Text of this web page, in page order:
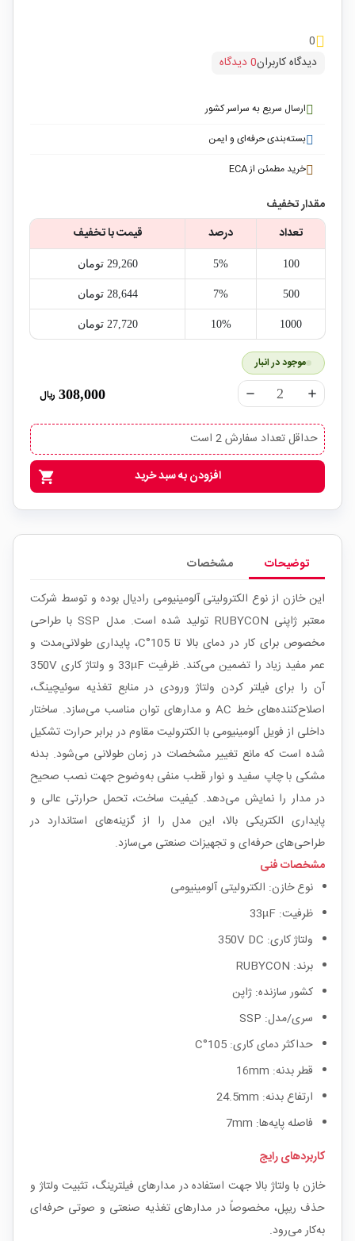
0
دیدگاه کاربران0 دیدگاه
ارسال سریع به سراسر کشور
بسته‌بندی حرفه‌ای و ایمن
خرید مطمئن از ECA
مقدار تخفیف
تعداد
درصد قیمت با تخفیف
100
5% 29,260‎ تومان
500
7% 28,644‎ تومان
1000
10% 27,720‎ تومان
موجود در انبار
remove add
308,000 ریال
حداقل تعداد سفارش 2 است
shopping_cart افزودن به سبد خرید
توضیحات
مشخصات
این خازن از نوع الکترولیتی آلومینیومی رادیال بوده و توسط شرکت
معتبر ژاپنی RUBYCON تولید شده است. مدل SSP با طراحی
مخصوص برای کار در دمای بالا تا 105°C، پایداری طولانی‌مدت و
عمر مفید زیاد را تضمین می‌کند. ظرفیت 33µF و ولتاژ کاری 350V
آن را برای فیلتر کردن ولتاژ ورودی در منابع تغذیه سوئیچینگ،
اصلاح‌کننده‌های خط AC و مدارهای توان مناسب می‌سازد. ساختار
داخلی از فویل آلومینیومی با الکترولیت مقاوم در برابر حرارت تشکیل
شده است که مانع تغییر مشخصات در زمان طولانی می‌شود. بدنه
مشکی با چاپ سفید و نوار قطب منفی به‌وضوح جهت نصب صحیح
در مدار را نمایش می‌دهد. کیفیت ساخت، تحمل حرارتی عالی و
پایداری الکتریکی بالا، این مدل را از گزینه‌های استاندارد در
طراحی‌های حرفه‌ای و تجهیزات صنعتی می‌سازد.
مشخصات فنی
نوع خازن: الکترولیتی آلومینیومی
ظرفیت: 33µF
ولتاژ کاری: 350V DC
برند: RUBYCON
کشور سازنده: ژاپن
سری/مدل: SSP
حداکثر دمای کاری: 105°C
قطر بدنه: 16mm
ارتفاع بدنه: 24.5mm
فاصله پایه‌ها: 7mm
کاربردهای رایج
خازن با ولتاژ بالا جهت استفاده در مدارهای فیلترینگ، تثبیت ولتاژ و
حذف ریپل، مخصوصاً در مدارهای تغذیه صنعتی و صوتی حرفه‌ای
به‌کار می‌رود.